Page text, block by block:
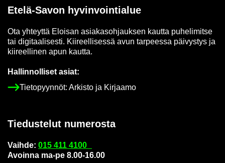
Etelä-​Savon hy­vin­voin­tia­lue
Ota yh­teyt­tä Eloi­san asia­kas­oh­jauk­sen kaut­ta pu­he­li­mit­se
tai di­gi­taa­li­ses­ti. Kii­reel­li­ses­sä avun tar­pees­sa päi­vys­tys ja
kii­reel­li­nen apun kaut­ta.
Hal­lin­nol­li­set asiat:
Tie­to­pyyn­nöt: Ar­kis­to ja Kir­jaa­mo
Tie­dus­te­lut nu­me­ros­ta
Vaih­de: 015 411 4100
Avoin­na ma-pe 8.00-16.00